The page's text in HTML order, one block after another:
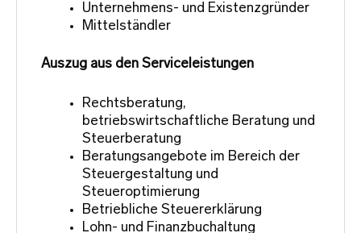
Unternehmens- und Existenzgründer
Mittelständler
Auszug aus den Serviceleistungen
Rechtsberatung,
betriebswirtschaftliche Beratung und
Steuerberatung
Beratungsangebote im Bereich der
Steuergestaltung und
Steueroptimierung
Betriebliche Steuererklärung
Lohn- und Finanzbuchaltung